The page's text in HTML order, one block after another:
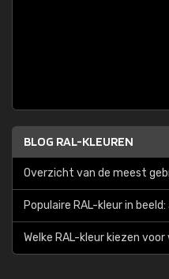
BLOG RAL-KLEUREN
Overzicht van de meest
Populaire RAL-kleur in
Welke RAL-kleur kiezen